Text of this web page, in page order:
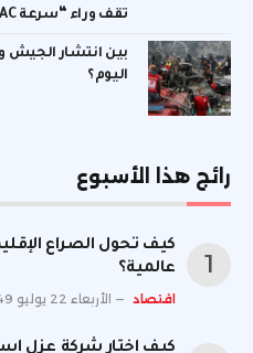
تقف وراء “سرعة GAC”
بين انتشار الجيش
اليوم؟
رائج هذا الأسبوع
كيف تحول الصراع
عالمية؟
اقتصاد الأربعاء 22 يوليو 4:49 م
كيف اختار شركة عزل